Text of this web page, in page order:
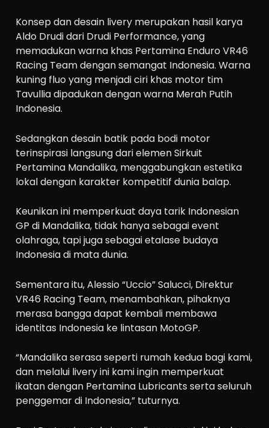
Konsep dan desain livery merupakan hasil karya
Aldo Drudi dari Drudi Performance, yang
memadukan warna khas Pertamina Enduro VR46
Racing Team dengan semangat Indonesia. Warna
kuning fluo yang menjadi ciri khas motor tim
Tavullia dipadukan dengan warna Merah Putih
Indonesia.
Sedangkan desain batik pada bodi motor
terinspirasi langsung dari elemen Sirkuit
Pertamina Mandalika, menggabungkan estetika
lokal dengan karakter kompetitif dunia balap.
Keunikan ini memperkuat daya tarik Indonesian
GP di Mandalika, tidak hanya sebagai event
olahraga, tapi juga sebagai etalase budaya
Indonesia di mata dunia.
Sementara itu, Alessio “Uccio” Salucci, Direktur
VR46 Racing Team, menambahkan, pihaknya
merasa bangga dapat kembali membawa
identitas Indonesia ke lintasan MotoGP.
“Mandalika serasa seperti rumah kedua bagi kami,
dan melalui livery ini kami ingin memperkuat
ikatan dengan Pertamina Lubricants serta seluruh
penggemar di Indonesia,” tuturnya.